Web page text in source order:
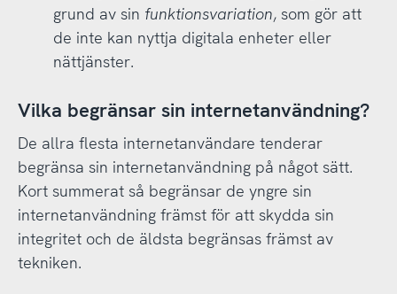
grund av sin funktionsvariation, som gör att
de inte kan nyttja digitala enheter eller
nättjänster.
Vilka begränsar sin internetanvändning?
De allra flesta internetanvändare tenderar
begränsa sin internetanvändning på något sätt.
Kort summerat så begränsar de yngre sin
internetanvändning främst för att skydda sin
integritet och de äldsta begränsas främst av
tekniken.